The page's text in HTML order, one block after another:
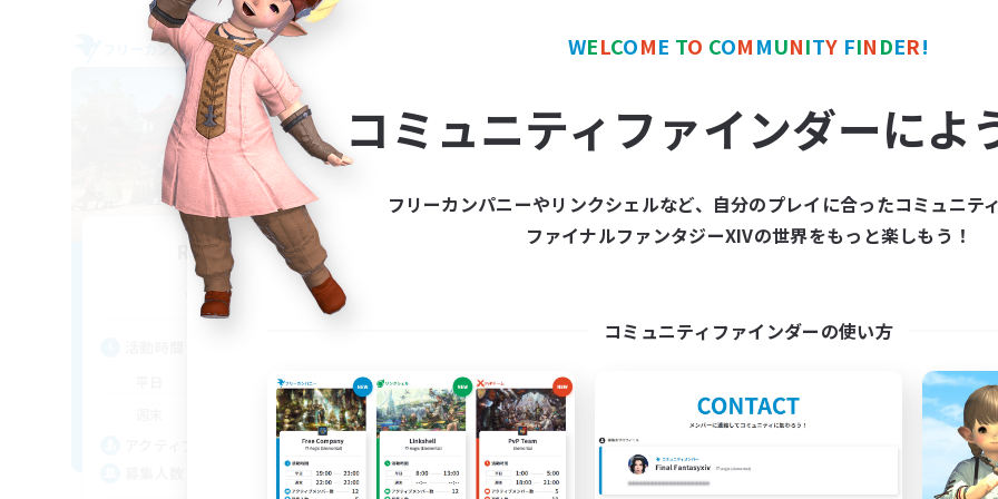
フリーカンパニー
Reflections
追加メンバー募集
Alpha [Light]
2:00
3:00
85
15
NEW
-Nocturnal Entities-
平日 9:00
週末 9:00 4:00
アクティブメンバー数
募集人数 1
クロスワールドリンクシェル
Per Audacia Ad
活動時間
1:00
1:00
アクティブメンバー数
WELCOME TO COMMUNITY FINDER!
コミュニティファインダーによ
フリーカンパニーやリンクシェルなど、自分のプレイに合ったコミュニテ
ファイナルファンタジーXIVの世界をもっと楽しもう！
コミュニティファインダーの使い方